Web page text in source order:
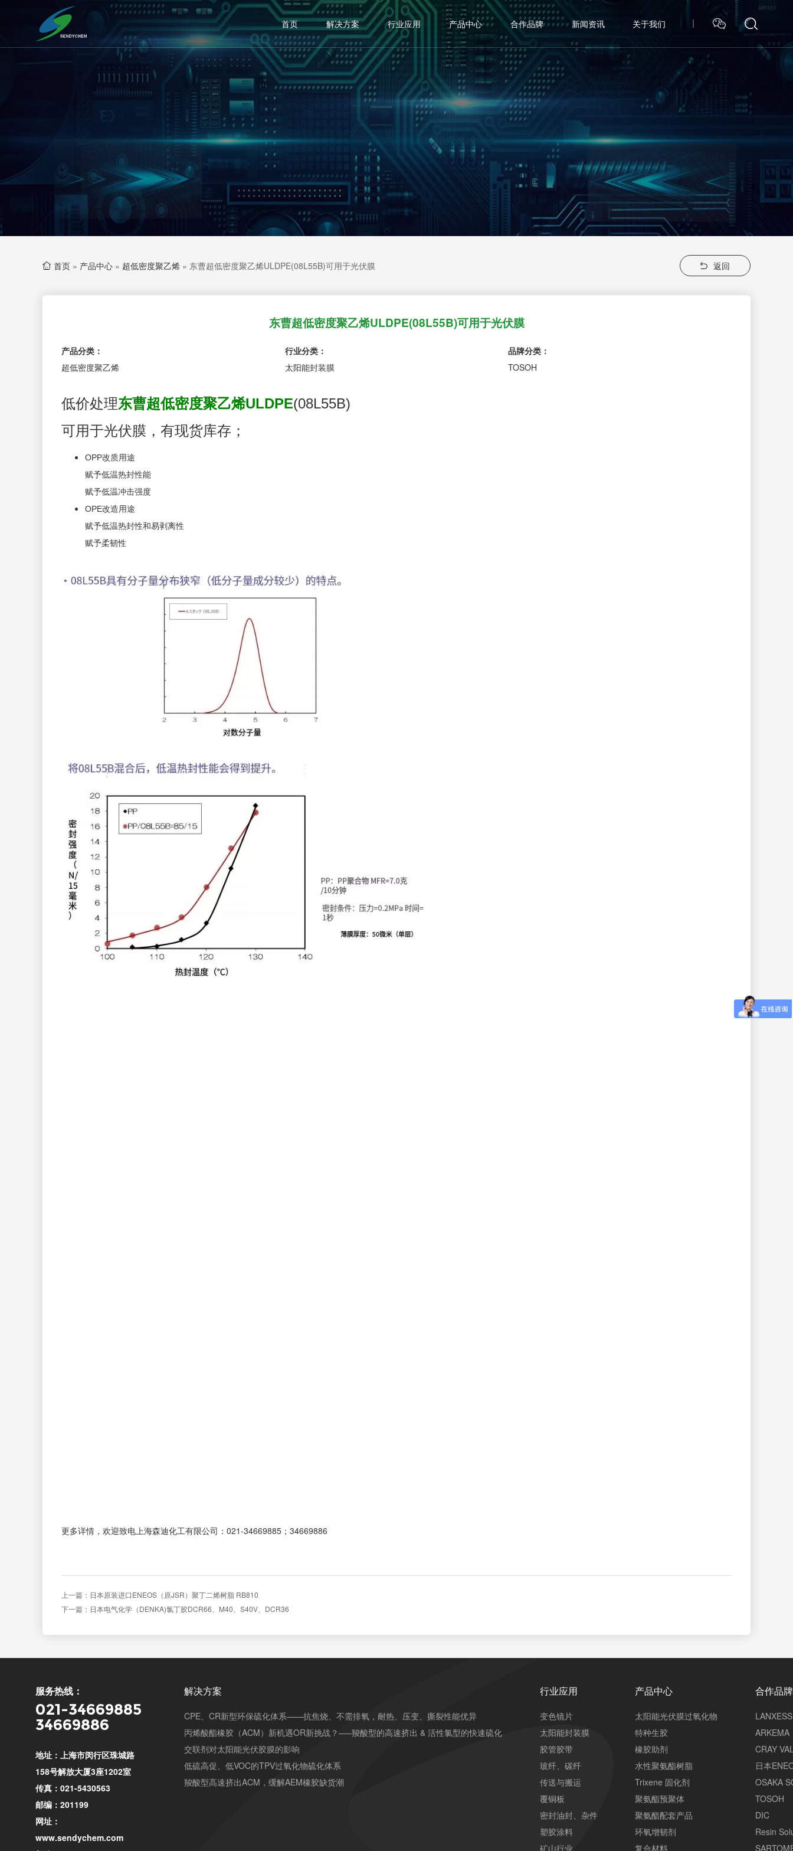
首页 解决方案 行业应用 产品中心 合作品牌 新闻资讯 关于我们
首页 » 产品中心 » 超低密度聚乙烯 » 东曹超低密度聚乙烯ULDPE(08L55B)可用于光伏膜 返回
东曹超低密度聚乙烯ULDPE(08L55B)可用于光伏膜
产品分类：
超低密度聚乙烯
行业分类：
太阳能封装膜
品牌分类：
TOSOH
低价处理东曹超低密度聚乙烯ULDPE(08L55B)
可用于光伏膜， 有现货库存；
OPP改质用途
赋予低温热封性能
赋予低温冲击强度
OPE改造用途
赋予低温热封性和易剥离性
赋予柔韧性
更多详情，欢迎致电上海森迪化工有限公司：021-34669885；34669886
上一篇：日本原装进口ENEOS（原JSR）聚丁二烯树脂 RB810
下一篇：日本电气化学（DENKA)氯丁胶DCR66、M40、S40V、DCR36
服务热线：
021-34669885
34669886
地址：上海市闵行区珠城路
158号解放大厦3座1202室
传真：021-5430563
邮编：201199
网址：
www.sendychem.com
解决方案
CPE、CR新型环保硫化体系——抗焦烧、不需排氧，耐热、压变、撕裂性能优异
丙烯酸酯橡胶（ACM）新机遇OR新挑战？—–羧酸型的高速挤出 & 活性氯型的快速硫化
交联剂对太阳能光伏胶膜的影响
低硫高促、低VOC的TPV过氧化物硫化体系
羧酸型高速挤出ACM，缓解AEM橡胶缺货潮
行业应用
变色镜片
太阳能封装膜
胶管胶带
玻纤、碳纤
传送与搬运
覆铜板
密封油封、杂件
塑胶涂料
矿山行业
产品中心
太阳能光伏膜过氧化物
特种生胶
橡胶助剂
水性聚氨酯树脂
Trixene 固化剂
聚氨酯预聚体
聚氨酯配套产品
环氧增韧剂
复合材料
合作品牌
LANXESS
ARKEMA
CRAY
日本
OSAKA
TOSOH
DIC
Resin